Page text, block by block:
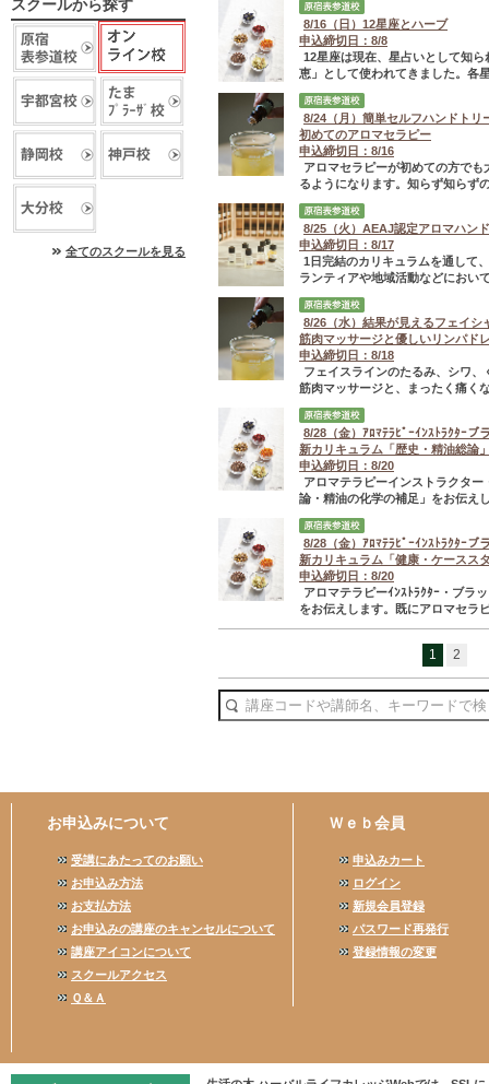
スクールから探す
全てのスクールを見る
8/16（日）12星座とハーブ
申込締切日：8/8
12星座は現在、星占いとして知
恵」として使われてきました。各
8/24（月）簡単セルフハンドトリ
初めてのアロマセラピー
申込締切日：8/16
アロマセラピーが初めての方で
るようになります。知らず知らず
8/25（火）AEAJ認定アロマハン
申込締切日：8/17
1日完結のカリキュラムを通して
ランティアや地域活動などにおい
8/26（水）結果が見えるフェイシ
筋肉マッサージと優しいリンパド
申込締切日：8/18
フェイスラインのたるみ、シワ
筋肉マッサージと、まったく痛く
8/28（金）ｱﾛﾏﾃﾗﾋﾟｰｲﾝｽﾄﾗｸﾀｰブ
新カリキュラム「歴史・精油総論
申込締切日：8/20
アロマテラピーインストラクタ
論・精油の化学の補足」をお伝え
8/28（金）ｱﾛﾏﾃﾗﾋﾟｰｲﾝｽﾄﾗｸﾀｰブ
新カリキュラム「健康・ケースス
申込締切日：8/20
アロマテラピーｲﾝｽﾄﾗｸﾀｰ・ブ
をお伝えします。既にアロマセラ
1 2
お申込みについて
受講にあたってのお願い
お申込み方法
お支払方法
お申込みの講座のキャンセルについて
講座アイコンについて
スクールアクセス
Ｑ＆Ａ
Ｗｅｂ会員
申込みカート
ログイン
新規会員登録
パスワード再発行
登録情報の変更